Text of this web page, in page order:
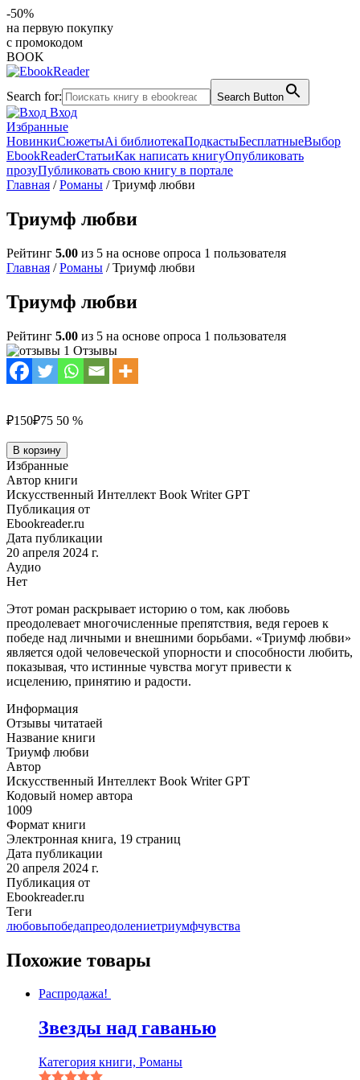
-50%
на первую покупку
с промокодом
BOOK
Search for: Search Button
Вход
Избранные
НовинкиСюжетыAi библиотекаПодкастыБесплатныеВыбор
EbookReaderСтатьиКак написать книгуОпубликовать
прозуПубликовать свою книгу в портале
Главная /Романы / Триумф любви
Триумф любви
Рейтинг 5.00 из 5 на основе опроса 1 пользователя
Главная /Романы / Триумф любви
Триумф любви
Рейтинг 5.00 из 5 на основе опроса 1 пользователя
1 Отзывы
₽150₽75 50 %
Количество
товара
Триумф
любви
В корзину
Избранные
Автор книги
Искусственный Интеллект Book Writer GPT
Публикация от
Ebookreader.ru
Дата публикации
20 апреля 2024 г.
Аудио
Нет
Этот роман раскрывает историю о том, как любовь
преодолевает многочисленные препятствия, ведя героев к
победе над личными и внешними борьбами. «Триумф любви»
является одой человеческой упорности и способности любить,
показывая, что истинные чувства могут привести к
исцелению, принятию и радости.
Информация
Отзывы читатаей
Название книги
Триумф любви
Автор
Искусственный Интеллект Book Writer GPT
Кодовый номер автора
1009
Формат книги
Электронная книга, 19 страниц
Дата публикации
20 апреля 2024 г.
Публикация от
Ebookreader.ru
Теги
любовьпобедапреодолениетриумфчувства
Похожие товары
Распродажа!
Звезды над гаванью
Категория книги, Романы